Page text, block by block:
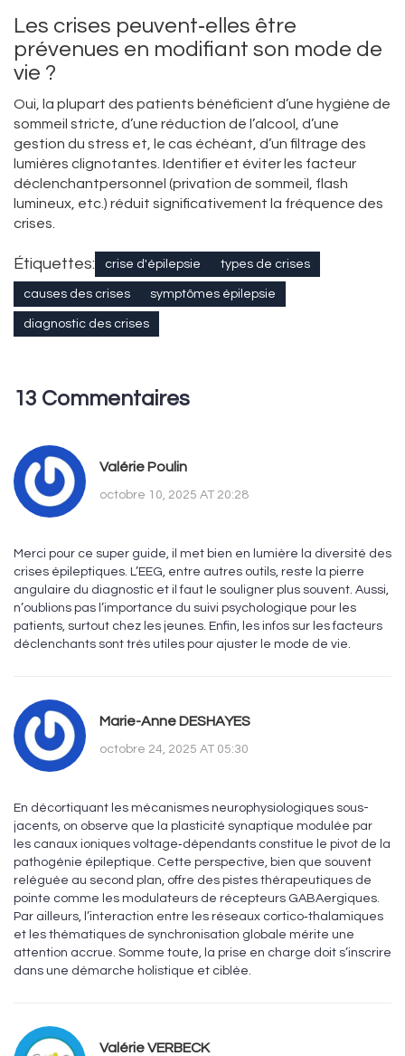
Les crises peuvent‑elles être
prévenues en modifiant son mode de
vie ?
Oui, la plupart des patients bénéficient d’une hygiène de
sommeil stricte, d’une réduction de l’alcool, d’une
gestion du stress et, le cas échéant, d’un filtrage des
lumières clignotantes. Identifier et éviter les facteur
déclenchantpersonnel (privation de sommeil, flash
lumineux, etc.) réduit significativement la fréquence des
crises.
Étiquettes: crise d'épilepsie types de crises
causes des crises symptômes épilepsie
diagnostic des crises
13 Commentaires
Valérie Poulin
octobre 10, 2025 AT 20:28
Merci pour ce super guide, il met bien en lumière la diversité des
crises épileptiques. L’EEG, entre autres outils, reste la pierre
angulaire du diagnostic et il faut le souligner plus souvent. Aussi,
n’oublions pas l’importance du suivi psychologique pour les
patients, surtout chez les jeunes. Enfin, les infos sur les facteurs
déclenchants sont très utiles pour ajuster le mode de vie.
Marie-Anne DESHAYES
octobre 24, 2025 AT 05:30
En décortiquant les mécanismes neurophysiologiques sous-
jacents, on observe que la plasticité synaptique modulée par
les canaux ioniques voltage‑dépendants constitue le pivot de la
pathogénie épileptique. Cette perspective, bien que souvent
reléguée au second plan, offre des pistes thérapeutiques de
pointe comme les modulateurs de récepteurs GABAergiques.
Par ailleurs, l’interaction entre les réseaux cortico‑thalamiques
et les thématiques de synchronisation globale mérite une
attention accrue. Somme toute, la prise en charge doit s’inscrire
dans une démarche holistique et ciblée.
Valérie VERBECK